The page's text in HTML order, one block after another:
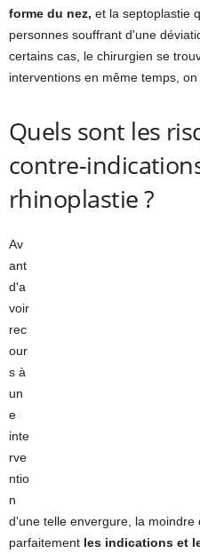
forme du nez, et la septoplastie
personnes souffrant d'une
certains cas, le chirurgien se
interventions en même temps,
Quels sont les
contre-
rhinoplastie ?
Av
ant
d'a
voir
rec
our
s à
un
e
inte
rve
ntio
n
d'une telle envergure, la
parfaitement les indications et